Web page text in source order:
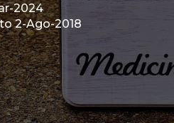
2024
2-Ago-2018